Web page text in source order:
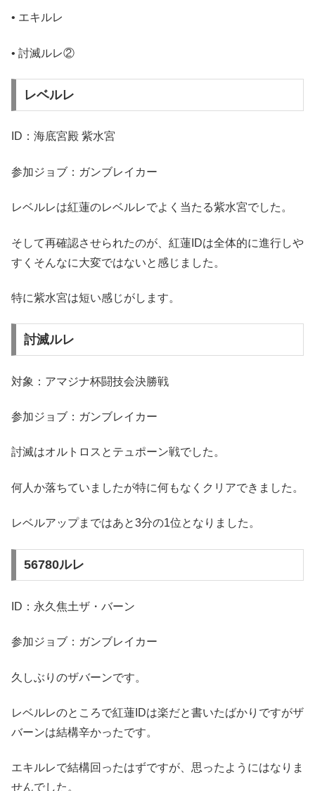
• エキルレ
• 討滅ルレ②
レベルレ
ID：海底宮殿 紫水宮
参加ジョブ：ガンブレイカー
レベルレは紅蓮のレベルレでよく当たる紫水宮でした。
そして再確認させられたのが、紅蓮IDは全体的に進行しや
すくそんなに大変ではないと感じました。
特に紫水宮は短い感じがします。
討滅ルレ
対象：アマジナ杯闘技会決勝戦
参加ジョブ：ガンブレイカー
討滅はオルトロスとテュポーン戦でした。
何人か落ちていましたが特に何もなくクリアできました。
レベルアップまではあと3分の1位となりました。
56780ルレ
ID：永久焦土ザ・バーン
参加ジョブ：ガンブレイカー
久しぶりのザバーンです。
レベルレのところで紅蓮IDは楽だと書いたばかりですがザ
バーンは結構辛かったです。
エキルレで結構回ったはずですが、思ったようにはなりま
せんでした。